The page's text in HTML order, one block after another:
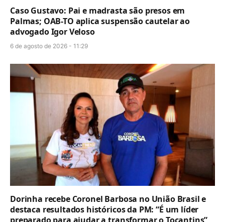
Caso Gustavo: Pai e madrasta são presos em
Palmas; OAB-TO aplica suspensão cautelar ao
advogado Igor Veloso
6 de agosto de 2026 - 11:29
Dorinha recebe Coronel Barbosa no União Brasil e
destaca resultados históricos da PM: “É um líder
preparado para ajudar a transformar o Tocantins”